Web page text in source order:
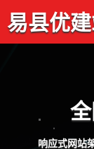
易县优
、微信端